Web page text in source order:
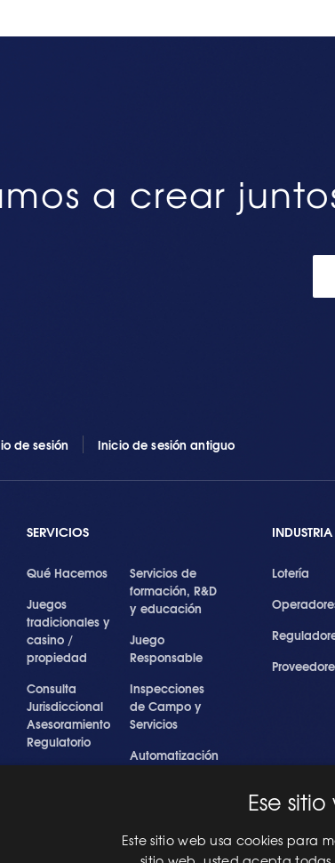
a crear
de sesión Inicio de sesión antiguo
SERVICIOS
Qué Hacemos
Juegos
tradicionales y
casino /
propiedad
Consulta
Jurisdiccional
Asesoramiento
Regulatorio
Servicios de
formación, R&D
y educación
Juego
Responsable
Inspecciones
de Campo y
Servicios
Automatización
Profesionales
INDUSTRIA
Lotería
Ese
Este sitio web usa cookies para